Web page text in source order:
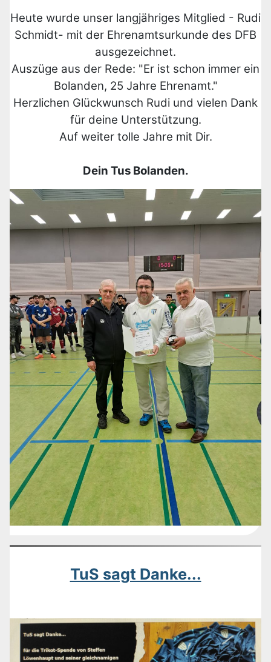
Heute wurde unser langjähriges Mitglied - Rudi
Schmidt- mit der Ehrenamtsurkunde des DFB
ausgezeichnet.
Auszüge aus der Rede: "Er ist schon immer ein
Bolanden, 25 Jahre Ehrenamt."
Herzlichen Glückwunsch Rudi und vielen Dank
für deine Unterstützung.
Auf weiter tolle Jahre mit Dir.
Dein Tus Bolanden.
TuS sagt Danke...